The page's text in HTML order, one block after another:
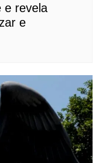
e revela
e